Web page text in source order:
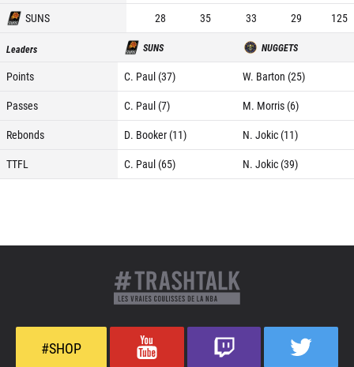
SUNS
28 35 33 29 125
Leaders SUNS NUGGETS
Points C. Paul (37)
W. Barton (25)
Passes
C. Paul (7)
M. Morris (6)
Rebonds
D. Booker (11)
N. Jokic (11)
TTFL
C. Paul (65) N. Jokic (39)
#SHOP